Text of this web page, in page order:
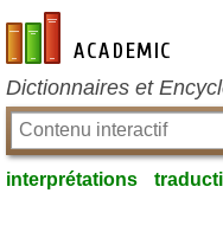
fr-academic.com
Dictionnaires et
interprétations